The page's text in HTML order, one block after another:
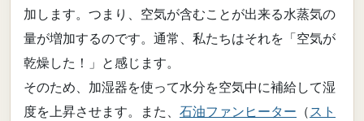
加します。つまり、空気が含むことが出来る水蒸気の
量が増加するのです。通常、私たちはそれを「空気が
乾燥した！」と感じます。
そのため、加湿器を使って水分を空気中に補給して湿
度を上昇させます。また、 石油ファンヒーター （スト